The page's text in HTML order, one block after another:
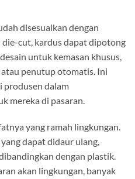
disesuaikan dengan
cut, kardus dapat dipotong
untuk kemasan khusus,
penutup otomatis. Ini
produsen dalam
mereka di pasaran.
yang ramah lingkungan.
dapat didaur ulang,
dengan plastik.
akan lingkungan, banyak